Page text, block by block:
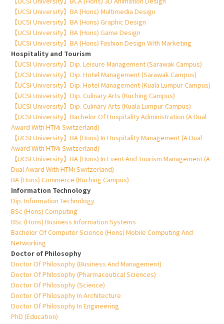
【UCSI University】BA (Hons) Multimedia Design
【UCSI University】BA (Hons) Graphic Design
【UCSI University】BA (Hons) Game Design
【UCSI University】BA (Hons) Fashion Design With Marketing
Hospitality and Tourism
【UCSI University】Dip. Leisure Management (Sarawak Campus)
【UCSI University】Dip. Hotel Management (Sarawak Campus)
【UCSI University】Dip. Hotel Management (Kuala Lumpur Campus)
【UCSI University】Dip. Culinary Arts (Kuching Campus)
【UCSI University】Dip. Culinary Arts (Kuala Lumpur Campus)
【UCSI University】Bachelor Of Hospitality Administration (A Dual
Award With HTMi Switzerland)
【UCSI University】BA (Hons) In Hospitality Management (A Dual
Award With HTMi Switzerland)
【UCSI University】BA (Hons) In Event And Tourism Management (A
Dual Award With HTMi Switzerland)
BA (Hons) Commerce (Kuching Campus)
Information Technology
Dip. Information Technology
BSc (Hons) Computing
BSc (Hons) Business Information Systems
Bachelor Of Computer Science (Hons) Mobile Computing And
Networking
Doctor of Philosophy
Doctor Of Philosophy (Business And Management)
Doctor Of Philosophy (Pharmaceutical Sciences)
Doctor Of Philosophy (Science)
Doctor Of Philosophy In Architecture
Doctor Of Philosophy In Engineering
PhD (Education)